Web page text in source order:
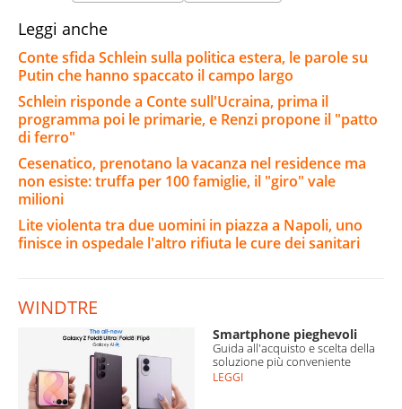
Leggi anche
Conte sfida Schlein sulla politica estera, le parole su
Putin che hanno spaccato il campo largo
Schlein risponde a Conte sull'Ucraina, prima il
programma poi le primarie, e Renzi propone il "patto
di ferro"
Cesenatico, prenotano la vacanza nel residence ma
non esiste: truffa per 100 famiglie, il "giro" vale
milioni
Lite violenta tra due uomini in piazza a Napoli, uno
finisce in ospedale l'altro rifiuta le cure dei sanitari
WINDTRE
Smartphone pieghevoli
Guida all'acquisto e scelta della
soluzione più conveniente
LEGGI